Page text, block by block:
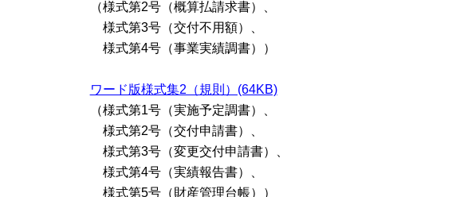
（様式第2号（概算払請求書）、
様式第3号（交付不用額）、
様式第4号（事業実績調書））
ワード版様式集2（規則）(64KB)
（様式第1号（実施予定調書）、
様式第2号（交付申請書）、
様式第3号（変更交付申請書）、
様式第4号（実績報告書）、
様式第5号（財産管理台帳））